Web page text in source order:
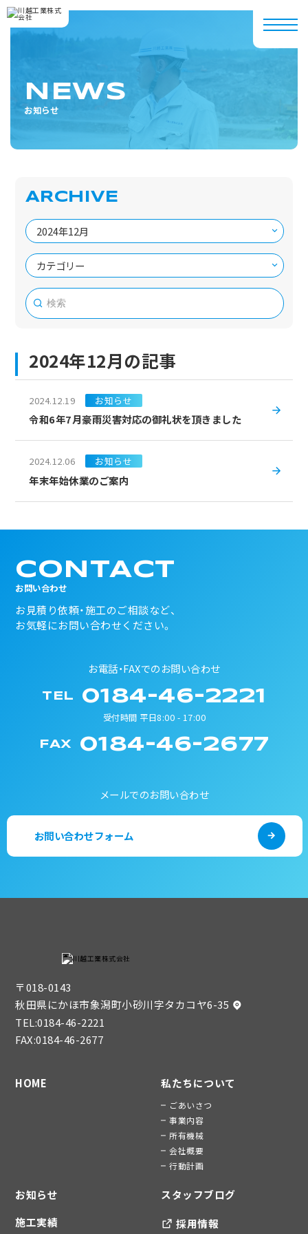
NEWS
お知らせ
ARCHIVE
2024年12月の記事
2024.12.19 お知らせ
令和6年7月豪雨災害対応の御礼状を頂きました
2024.12.06 お知らせ
年末年始休業のご案内
CONTACT
お問い合わせ
お見積り依頼・施工のご相談など、
お気軽にお問い合わせください。
お電話・FAXでのお問い合わせ
TEL 0184-46-2221
受付時間 平日8:00 - 17:00
FAX 0184-46-2677
メールでのお問い合わせ
お問い合わせフォーム
〒018-0143
秋田県にかほ市象潟町小砂川字タカコヤ6-35
TEL:0184-46-2221
FAX:0184-46-2677
HOME 私たちについて
ごあいさつ
事業内容
所有機械
会社概要
行動計画
お知らせ
スタッフブログ
施工実績
採用情報